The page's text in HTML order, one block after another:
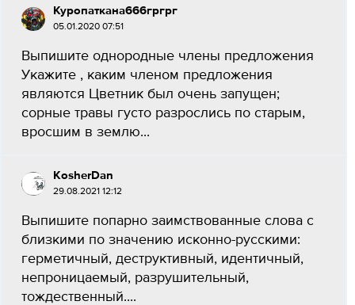
Куропаткана666гргрг
05.01.2020 07:51
Выпишите однородные члены предложения
Укажите , каким членом предложения
являются Цветник был очень запущен;
сорные травы густо разрослись по старым,
вросшим в землю...
KosherDan
29.08.2021 12:12
Выпишите попарно заимствованные слова с
близкими по значению исконно-русскими:
герметичный, деструктивный, идентичный,
непроницаемый, разрушительный,
тождественный.​...